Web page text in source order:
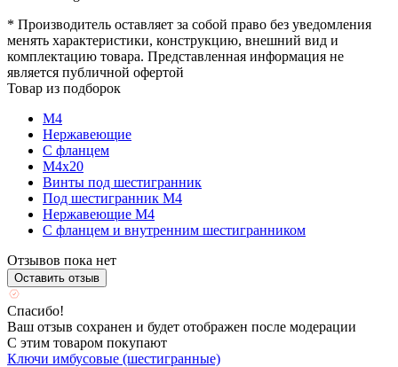
* Производитель оставляет за собой право без уведомления
менять характеристики, конструкцию, внешний вид и
комплектацию товара. Представленная информация не
является публичной офертой
Товар из подборок
М4
Нержавеющие
С фланцем
М4х20
Винты под шестигранник
Под шестигранник М4
Нержавеющие М4
C фланцем и внутренним шестигранником
Отзывов пока нет
Оставить отзыв
Спасибо!
Ваш отзыв сохранен и будет отображен после модерации
С этим товаром покупают
Ключи имбусовые (шестигранные)